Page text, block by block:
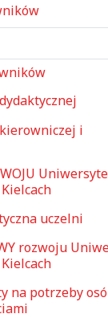
i
uczelni
rozwoju
na potrzeby